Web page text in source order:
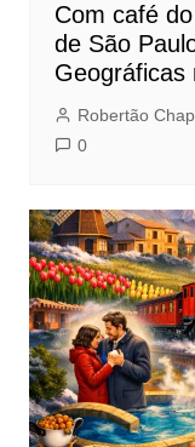
Com café
de São
Geográficas
Robertão
0